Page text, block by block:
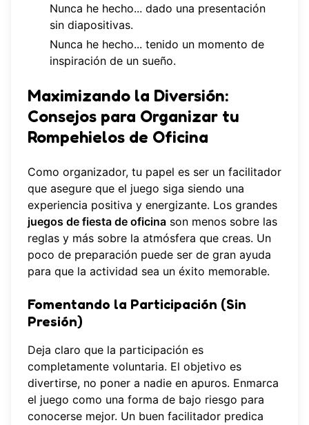
Nunca he hecho... dado una presentación
sin diapositivas.
Nunca he hecho... tenido un momento de
inspiración de un sueño.
Maximizando la Diversión:
Consejos para Organizar tu
Rompehielos de Oficina
Como organizador, tu papel es ser un facilitador
que asegure que el juego siga siendo una
experiencia positiva y energizante. Los grandes
juegos de fiesta de oficina son menos sobre las
reglas y más sobre la atmósfera que creas. Un
poco de preparación puede ser de gran ayuda
para que la actividad sea un éxito memorable.
Fomentando la Participación (Sin
Presión)
Deja claro que la participación es
completamente voluntaria. El objetivo es
divertirse, no poner a nadie en apuros. Enmarca
el juego como una forma de bajo riesgo para
conocerse mejor. Un buen facilitador predica